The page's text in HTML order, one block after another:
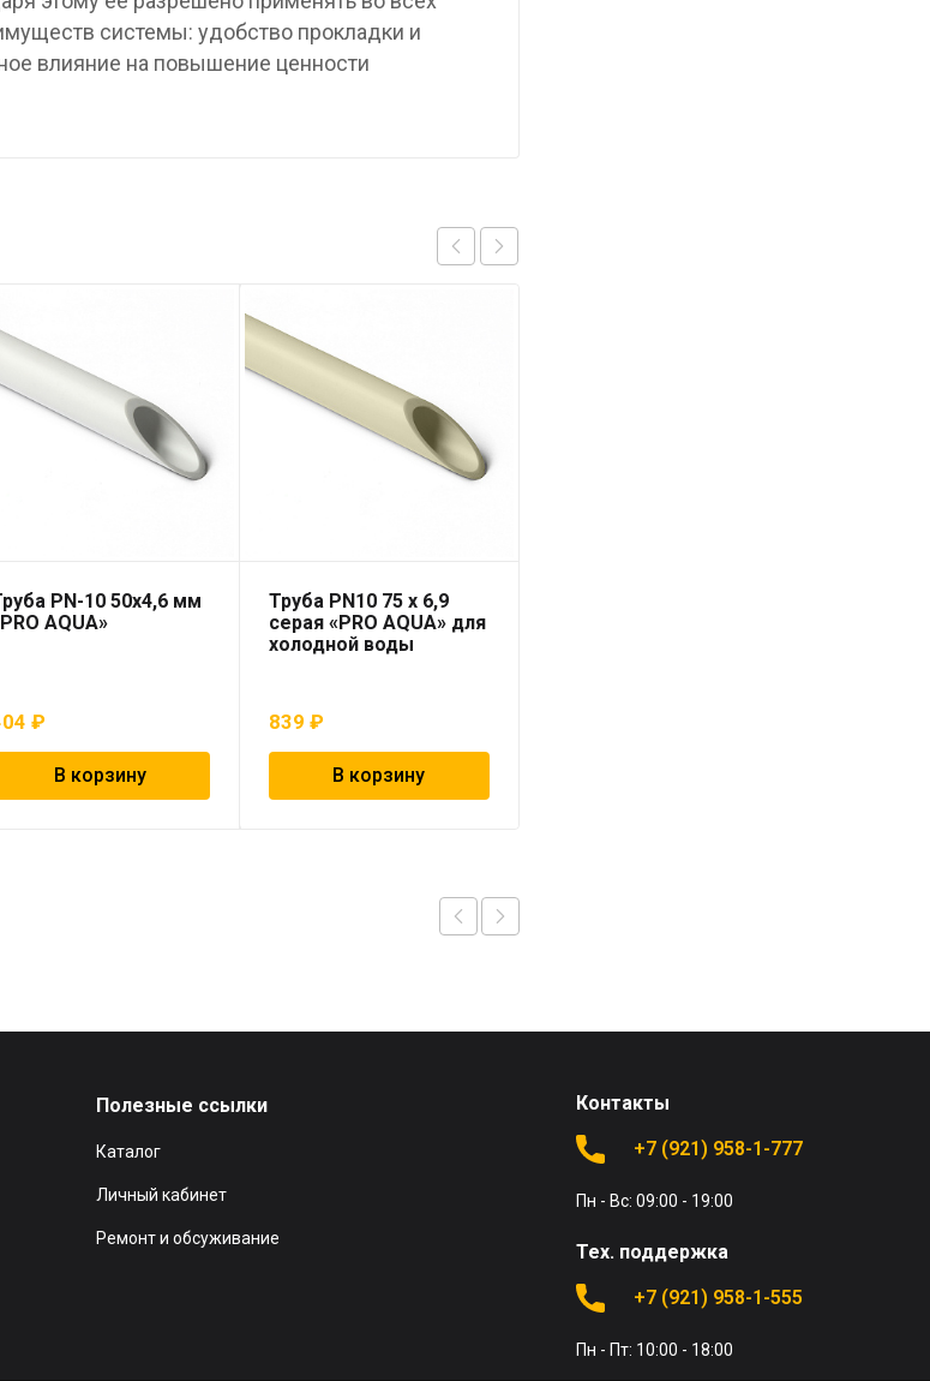
системы: удобство прокладки и
влияние на повышение ценности
PN-10 50х4,6 мм
AQUA»
₽
В корзину
Труба PN10 75 x 6,9
серая «PRO AQUA» для
холодной воды
839₽
В корзину
Полезные ссылки
Каталог
Личный кабинет
Ремонт и обсуживание
Контакты
+7 (921) 958-1-777
Пн - Вс: 09:00 - 19:00
Тех. поддержка
+7 (921) 958-1-555
Пн - Пт: 10:00 - 18:00